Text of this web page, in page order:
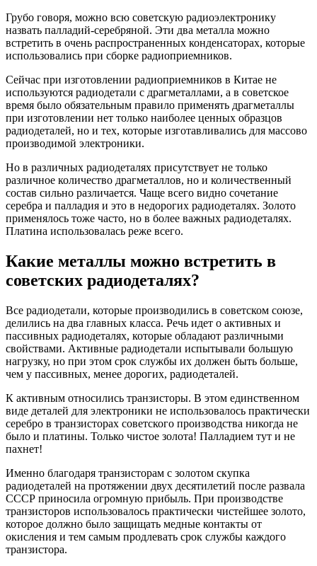
Грубо говоря, можно всю советскую радиоэлектронику
назвать палладий-серебряной. Эти два металла можно
встретить в очень распространенных конденсаторах, которые
использовались при сборке радиоприемников.
Сейчас при изготовлении радиоприемников в Китае не
используются радиодетали с драгметаллами, а в советское
время было обязательным правило применять драгметаллы
при изготовлении нет только наиболее ценных образцов
радиодеталей, но и тех, которые изготавливались для массово
производимой электроники.
Но в различных радиодеталях присутствует не только
различное количество драгметаллов, но и количественный
состав сильно различается. Чаще всего видно сочетание
серебра и палладия и это в недорогих радиодеталях. Золото
применялось тоже часто, но в более важных радиодеталях.
Платина использовалась реже всего.
Какие металлы можно встретить в
советских радиодеталях?
Все радиодетали, которые производились в советском союзе,
делились на два главных класса. Речь идет о активных и
пассивных радиодеталях, которые обладают различными
свойствами. Активные радиодетали испытывали большую
нагрузку, но при этом срок службы их должен быть больше,
чем у пассивных, менее дорогих, радиодеталей.
К активным относились транзисторы. В этом единственном
виде деталей для электроники не использовалось практически
серебро в транзисторах советского производства никогда не
было и платины. Только чистое золота! Палладием тут и не
пахнет!
Именно благодаря транзисторам с золотом скупка
радиодеталей на протяжении двух десятилетий после развала
СССР приносила огромную прибыль. При производстве
транзисторов использовалось практически чистейшее золото,
которое должно было защищать медные контакты от
окисления и тем самым продлевать срок службы каждого
транзистора.